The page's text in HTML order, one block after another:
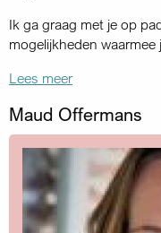
Ik ga graag met je op
mogelijkheden waarmee
Lees meer
Maud Offermans